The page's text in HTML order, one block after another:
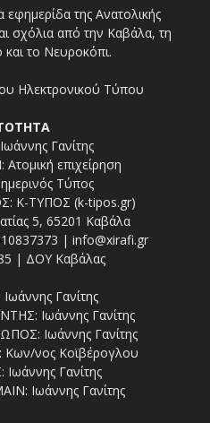
εφημερίδα της Ανατολικής
σχόλια από την Καβάλα, τη
το Νευροκόπι.
Γανίτης
επιχείρηση
Τύπος
Κ-ΤΥΠΟΣ (k-tipos.gr)
5, 65201 Καβάλα
| info@xirafi.gr
| ΔΟΥ Καβάλας
Γανίτης
Ιωάννης Γανίτης
Ιωάννης Γανίτης
νος Κοϊβέρογλου
Ιωάννης Γανίτης
Ιωάννης Γανίτης